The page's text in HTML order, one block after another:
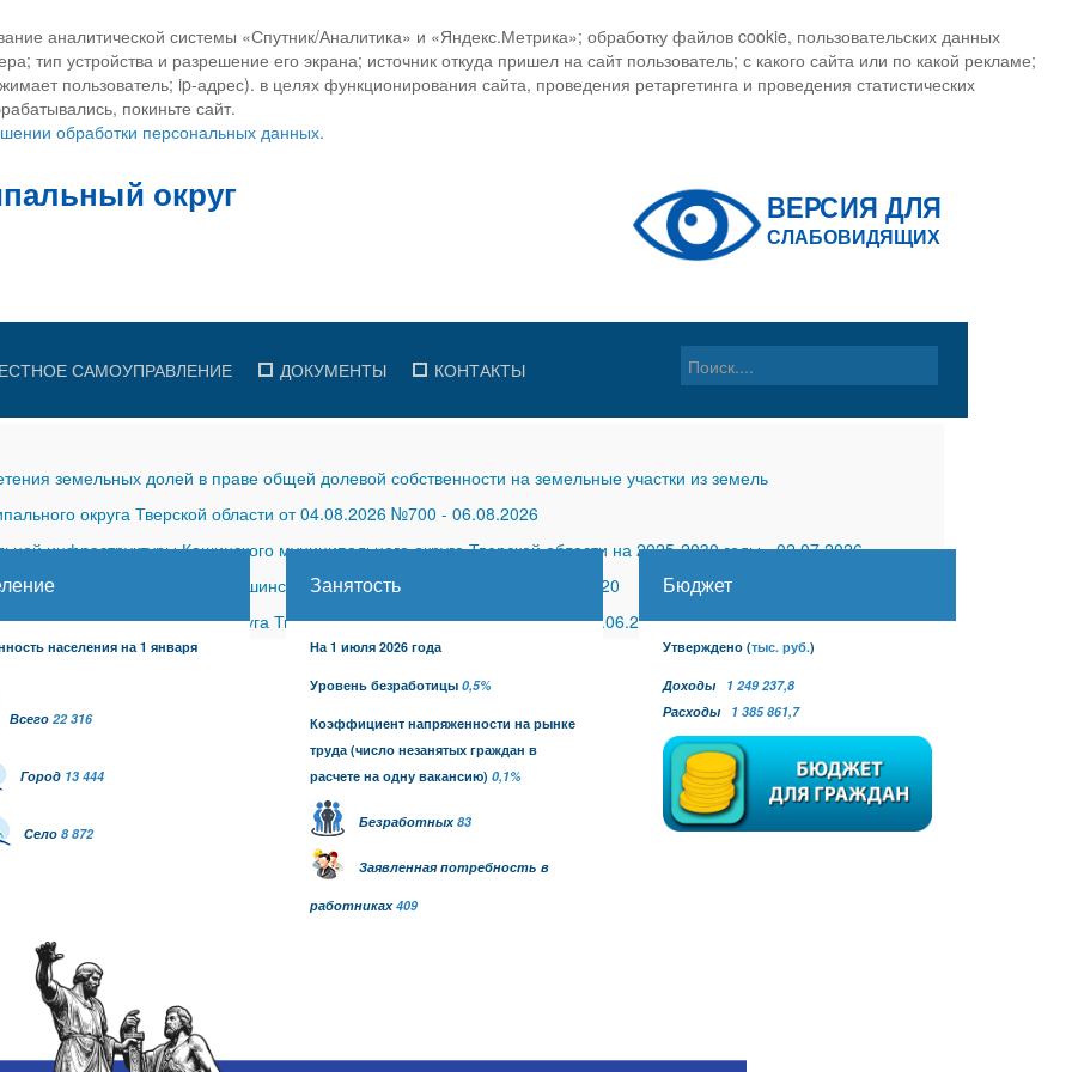
аналитической системы «Спутник/Аналитика» и «Яндекс.Метрика»; обработку файлов cookie, пользовательских данных
тип устройства и разрешение его экрана; источник откуда пришел на сайт пользователь; с какого сайта или по какой рекламе;
пользователь; ip-адрес). в целях функционирования сайта, проведения ретаргетинга и проведения статистических
покиньте сайт.
обработки персональных данных.
САМОУПРАВЛЕНИЕ ДОКУМЕНТЫ КОНТАКТЫ
земельных долей в праве общей долевой собственности на земельные участки из земель
округа Тверской области от 04.08.2026 №700 - 06.08.2026
инфраструктуры Кашинского муниципального округа Тверской области на 2025-2030 годы-02.07.2026
сельского поселения Кашинского района (с изменениями)
30.11.2020
муниципального округа Тверской области от 26.06.2026 №27-30.06.2026
населения на 1 января
Всего 22 316
Город 13 444
Село 8 872
Занятость
На 1 июля 2026 года
Уровень безработицы 0,5%
Коэффициент напряженности на рынке
труда(число незанятых граждан в
расчете на одну вакансию) 0,1%
Безработных83
Заявленная потребность в
работниках409
Бюджет
Утверждено (тыс. руб.)
Доходы 1 249 237,8
Расходы 1 385 861,7